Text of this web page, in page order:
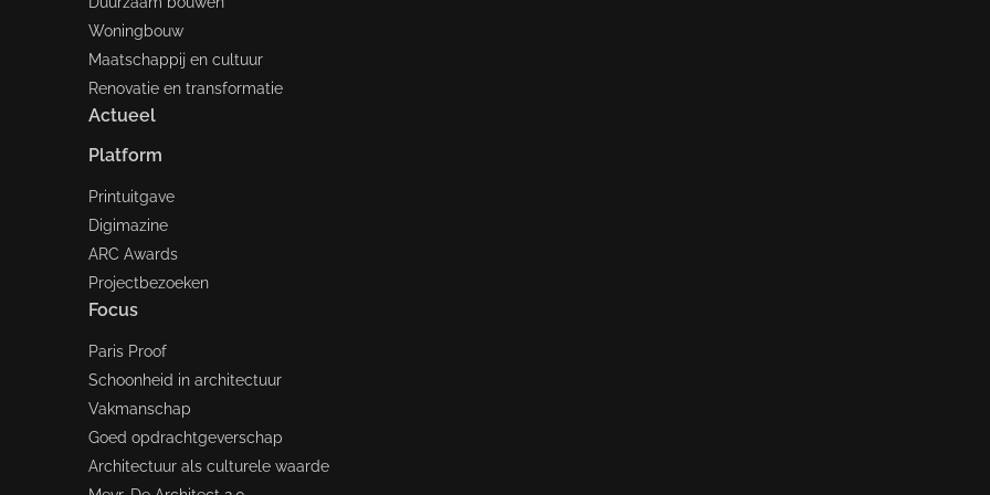
Woningbouw
Maatschappij en cultuur
Renovatie en transformatie
Actueel
Platform
Printuitgave
Digimazine
ARC Awards
Projectbezoeken
Focus
Paris Proof
Schoonheid in architectuur
Vakmanschap
Goed opdrachtgeverschap
Architectuur als culturele waarde